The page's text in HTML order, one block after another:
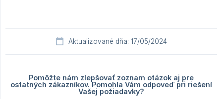
Aktualizované dňa: 17/05/2024
Pomôžte nám zlepšovať zoznam otázok aj pre
ostatných zákazníkov. Pomohla Vám odpoveď pri riešení
Vašej požiadavky?